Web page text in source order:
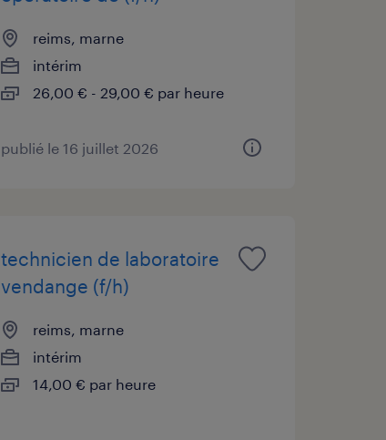
reims, marne
intérim
26,00 € - 29,00 € par heure
publié le 16 juillet 2026
technicien de laboratoire
vendange (f/h)
reims, marne
intérim
14,00 € par heure